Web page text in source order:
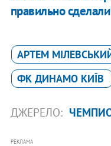
правильно
АРТЕМ
ФК ДИНАМО КИЇВ
ДЖЕРЕЛО:
РЕКЛАМА